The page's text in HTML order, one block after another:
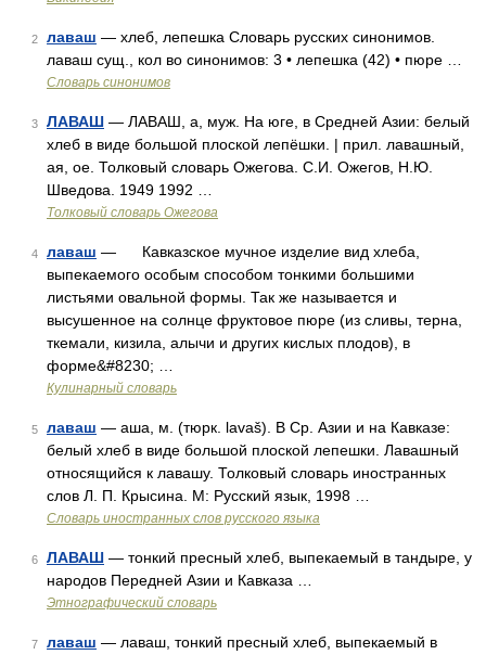
2 лаваш — хлеб, лепешка Словарь русских синонимов.
лаваш сущ., кол во синонимов: 3 • лепешка (42) • пюре …
Словарь синонимов
3 ЛАВАШ — ЛАВАШ, а, муж. На юге, в Средней Азии: белый
хлеб в виде большой плоской лепёшки. | прил. лавашный,
ая, ое. Толковый словарь Ожегова. С.И. Ожегов, Н.Ю.
Шведова. 1949 1992 …
Толковый словарь Ожегова
4 лаваш — Кавказское мучное изделие вид хлеба,
выпекаемого особым способом тонкими большими
листьями овальной формы. Так же называется и
высушенное на солнце фруктовое пюре (из сливы, терна,
ткемали, кизила, алычи и других кислых плодов), в
форме&#8230; …
Кулинарный словарь
5 лаваш — аша, м. (тюрк. lavaš). В Ср. Азии и на Кавказе:
белый хлеб в виде большой плоской лепешки. Лавашный
относящийся к лавашу. Толковый словарь иностранных
слов Л. П. Крысина. М: Русский язык, 1998 …
Словарь иностранных слов русского языка
6 ЛАВАШ — тонкий пресный хлеб, выпекаемый в тандыре, у
народов Передней Азии и Кавказа …
Этнографический словарь
7 лаваш — лаваш, тонкий пресный хлеб, выпекаемый в